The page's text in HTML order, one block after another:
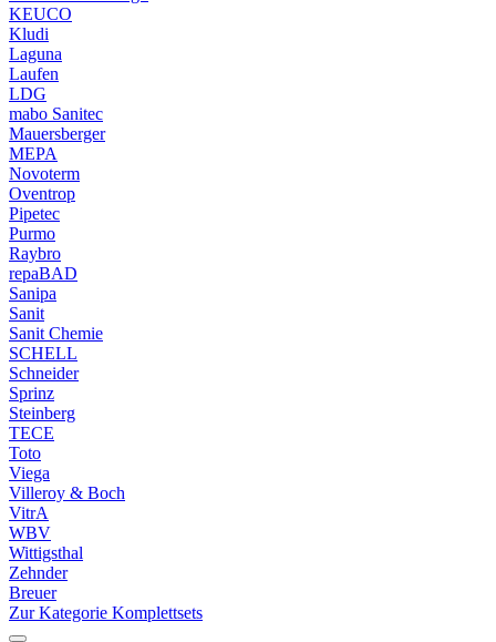
KEUCO
Kludi
Laguna
Laufen
LDG
mabo Sanitec
Mauersberger
MEPA
Novoterm
Oventrop
Pipetec
Purmo
Raybro
repaBAD
Sanipa
Sanit
Sanit Chemie
SCHELL
Schneider
Sprinz
Steinberg
TECE
Toto
Viega
Villeroy & Boch
VitrA
WBV
Wittigsthal
Zehnder
Breuer
Zur Kategorie Komplettsets